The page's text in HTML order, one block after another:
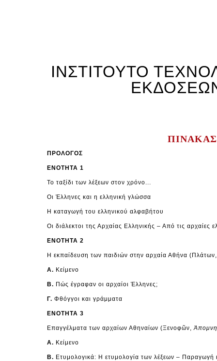
ΙΝΣΤΙΤΟΥΤΟ
ΠΡΟΛΟΓΟΣ
ΕΝΟΤΗΤΑ 1
Το ταξίδι των λέξεων στον χρόνο...
Οι Έλληνες και η ελληνική γλώσσα
Η καταγωγή του ελληνικού αλφαβήτου
Οι διάλεκτοι της Αρχαίας Ελληνικής – Από τις αρχαίες
ΕΝΟΤΗΤΑ 2
Η εκπαίδευση των παιδιών στην αρχαία Αθήνα
Α. Κείμενο
Β. Πώς έγραφαν οι αρχαίοι Έλληνες;
Γ. Φθόγγοι και γράμματα
ΕΝΟΤΗΤΑ 3
Επαγγέλματα των αρχαίων Αθηναίων (Ξενοφῶν,
Α. Κείμενο
Β. Ετυμολογικά: Η ετυμολογία των λέξεων – Παραγωγή